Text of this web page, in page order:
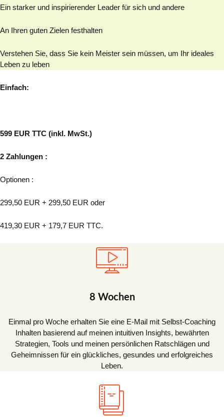
Ein starker und inspirierender Leader für sich und andere
An Ihren guten Zielen festhalten
Verstehen Sie, dass Sie kein Meister sein müssen, um Ihr ideales
Leben zu leben
Einfach:
599 EUR TTC (inkl. MwSt.)
2 Zahlungen :
Optionen :
299,50 EUR + 299,50 EUR oder
419,30 EUR + 179,7 EUR TTC.
8 Wochen
Einmal pro Woche erhalten Sie eine E-Mail mit Selbst-Coaching
Inhalten basierend auf meinen intuitiven Insights, bewährten
Strategien, Tools und meinen persönlichen Ratschlägen und
Geheimnissen für ein glückliches, gesundes und erfolgreiches
Leben.